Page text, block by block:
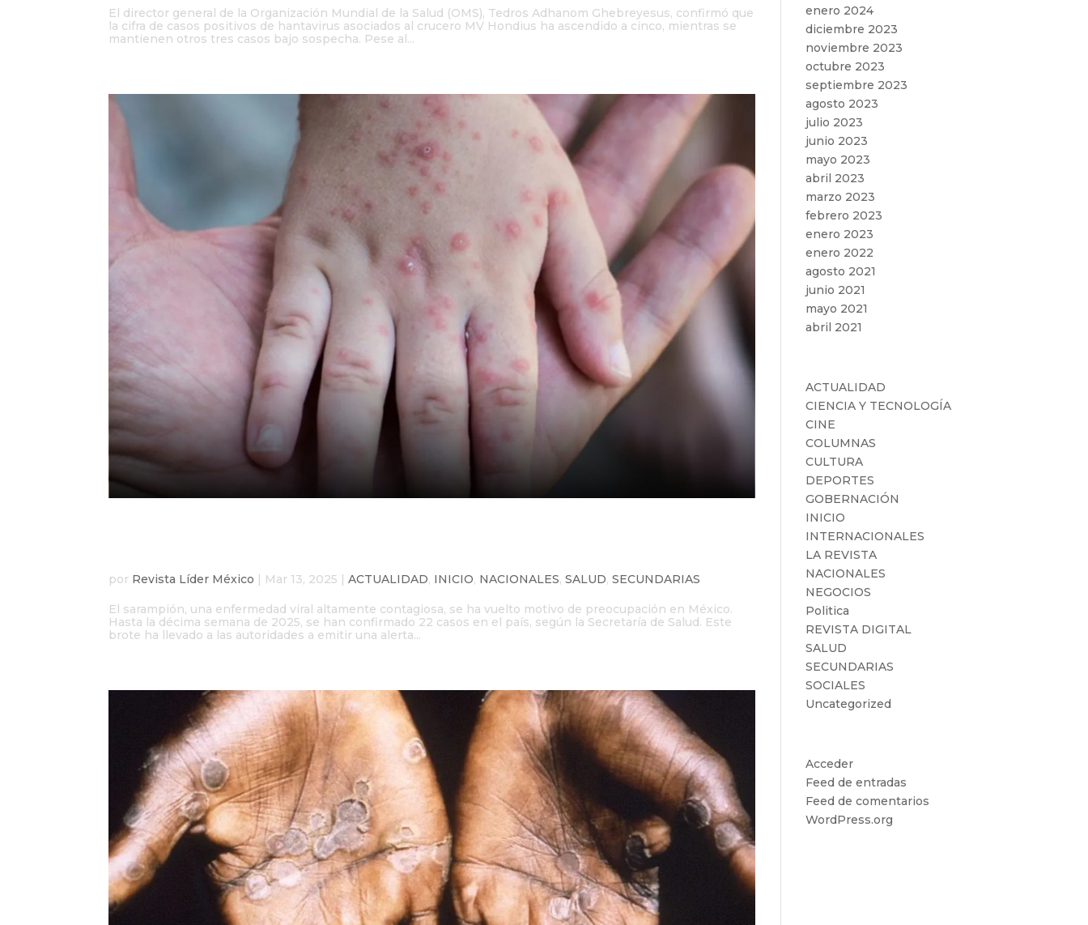
El director general de la Organización Mundial de la Salud (OMS), Tedros Adhanom Ghebreyesus, confirmó que
la cifra de casos positivos de hantavirus asociados al crucero MV Hondius ha ascendido a cinco, mientras se
mantienen otros tres casos bajo sospecha. Pese al...
por Revista Líder México | Mar 13, 2025 |ACTUALIDAD, INICIO, NACIONALES,SALUD,SECUNDARIAS
El sarampión, una enfermedad viral altamente contagiosa, se ha vuelto motivo de preocupación en México.
Hasta la décima semana de 2025, se han confirmado 22 casos en el país, según la Secretaría de Salud. Este
brote ha llevado a las autoridades a emitir una alerta...
enero 2024
diciembre 2023
noviembre 2023
octubre 2023
septiembre 2023
agosto 2023
julio 2023
junio 2023
mayo 2023
abril 2023
marzo 2023
febrero 2023
enero 2023
enero 2022
agosto 2021
junio 2021
mayo 2021
abril 2021
ACTUALIDAD
CIENCIA Y TECNOLOGÍA
CINE
COLUMNAS
CULTURA
DEPORTES
GOBERNACIÓN
INICIO
INTERNACIONALES
LA REVISTA
NACIONALES
NEGOCIOS
Politica
REVISTA DIGITAL
SALUD
SECUNDARIAS
SOCIALES
Uncategorized
Acceder
Feed de entradas
Feed de comentarios
WordPress.org